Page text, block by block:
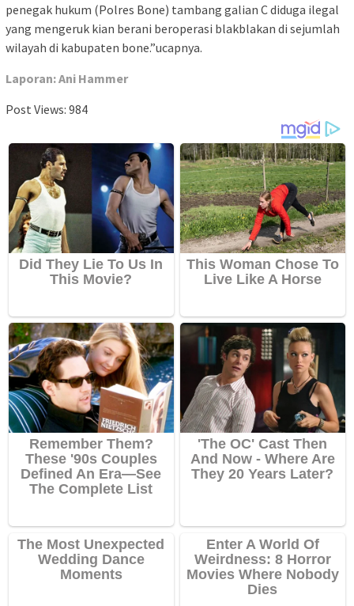
penegak hukum (Polres Bone) tambang galian C diduga ilegal
yang mengeruk kian berani beroperasi blakblakan di sejumlah
wilayah di kabupaten bone.”ucapnya.
Laporan: Ani Hammer
Post Views: 984